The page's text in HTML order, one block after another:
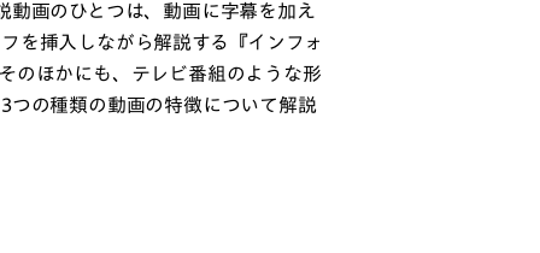
画のひとつは、動画に字幕を加え
を挿入しながら解説する『インフォ
のほかにも、テレビ番組のような形
つの種類の動画の特徴について解説